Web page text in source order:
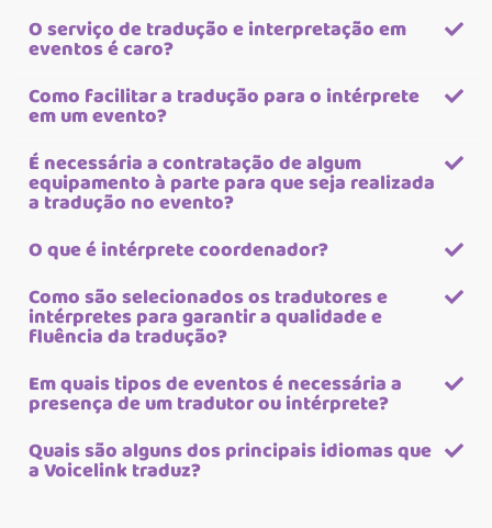
O serviço de tradução e interpretação em
eventos é caro?
Como facilitar a tradução para o intérprete
em um evento?
É necessária a contratação de algum
equipamento à parte para que seja realizada
a tradução no evento?
O que é intérprete coordenador?
Como são selecionados os tradutores e
intérpretes para garantir a qualidade e
fluência da tradução?
Em quais tipos de eventos é necessária a
presença de um tradutor ou intérprete?
Quais são alguns dos principais idiomas que
a Voicelink traduz?